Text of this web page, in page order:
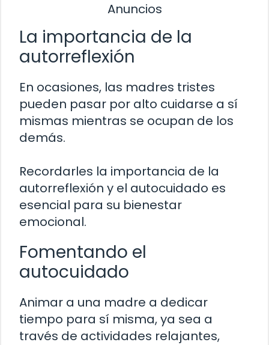
Anuncios
La importancia de la
autorreflexión
En ocasiones, las madres tristes
pueden pasar por alto cuidarse a sí
mismas mientras se ocupan de los
demás.
Recordarles la importancia de la
autorreflexión y el autocuidado es
esencial para su bienestar
emocional.
Fomentando el
autocuidado
Animar a una madre a dedicar
tiempo para sí misma, ya sea a
través de actividades relajantes,